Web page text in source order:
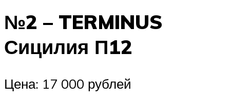
№2 – TERMINUS
Сицилия П12
Цена: 17 000 рублей